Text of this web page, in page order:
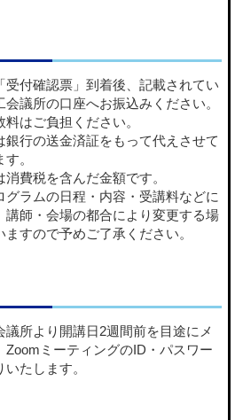
受付確認票」到着後、記載されてい
会議所の口座へお振込みください。
はご負担ください。
行の送金済証をもって代えさせて
。
費税を含んだ金額です。
ラムの日程・内容・受講料などに
講師・会場の都合により変更する場
ますので予めご了承ください。
議所より開講日2週間前を目途にメ
ZoomミーティングのID・パスワー
いたします。